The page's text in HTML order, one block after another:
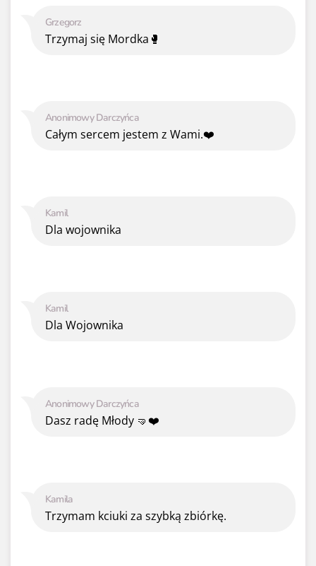
Kamila
Trzymam kciuki za szybką zbiórkę.
Anonimowy Darczyńca
Dasz radę Młody 🤜❤️
Kamil
Dla Wojownika
Kamil
Dla wojownika
Anonimowy Darczyńca
Całym sercem jestem z Wami.❤️
Grzegorz
Trzymaj się Mordka🥊